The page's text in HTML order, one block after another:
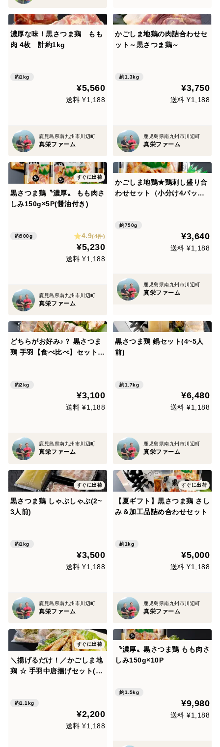
濃厚な味！黒さつま鶏 もも
肉 4枚 計約1kg
約1kg
¥5,560
送料 ¥1,188
鹿児島県南九州市川辺町
真栄ファーム
かごしま地鶏の肉詰合わせセ
ット～黒さつま鶏～
約1.3kg
¥3,750
送料 ¥1,188
鹿児島県南九州市川辺町
真栄ファーム
すぐに出荷
黒さつま鶏〝濃厚〟 もも肉さ
しみ150g×5P(醤油付き)
約900g 4.9(4件)
¥5,230
送料 ¥1,188
鹿児島県南九州市川辺町
真栄ファーム
かごしま地鶏★鶏刺し盛り合
わせセット（小分け4パック
約750g
¥3,640
送料 ¥1,188
鹿児島県南九州市川辺町
真栄ファーム
どちらがお好み♪？ 黒さつま
鶏 手羽【食べ比べ】セット3
約2kg
¥3,100
送料 ¥1,188
鹿児島県南九州市川辺町
真栄ファーム
黒さつま鶏 鍋セット(4~5人
前)
約1.7kg
¥6,480
送料 ¥1,188
鹿児島県南九州市川辺町
真栄ファーム
すぐに出荷
黒さつま鶏 しゃぶしゃぶ(2~
3人前)
約1kg
¥3,500
送料 ¥1,188
鹿児島県南九州市川辺町
真栄ファーム
すぐに出荷
【夏ギフト】黒さつま鶏 さし
み＆加工品詰め合わせセット
約1kg
¥5,000
送料 ¥1,188
鹿児島県南九州市川辺町
真栄ファーム
すぐに出荷
＼揚げるだけ！／かごしま地
鶏 ☆ 手羽中唐揚げセット(の
約1.1kg
¥2,200
送料 ¥1,188
〝濃厚〟黒さつま鶏 もも肉さ
しみ150g×10P
約1.5kg
¥9,980
送料 ¥1,188